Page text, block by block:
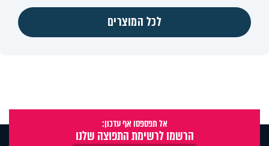
לכל המוצרים
אל תפספסו אף עדכון:
הרשמו לרשימת התפוצה שלנו